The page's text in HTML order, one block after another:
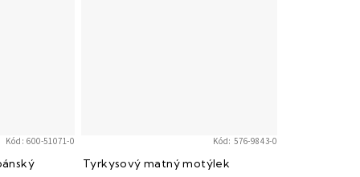
Kód:600-51071-0
Tyrkysový matný motýlek
Kód: 576-9843-0